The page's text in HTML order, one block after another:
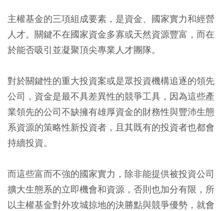
主權基金的三項組成要素，是資金、國家實力和經營
人才。關鍵不在國家資金多寡或天然資源豐富，而在
於能否吸引並凝聚頂尖專業人才團隊。
對於關鍵性的重大投資案或是眾投資機構追逐的領先
公司，資金是最不具差異性的競爭工具，因為這些產
業領先的公司不缺擁有雄厚資金的財務性與豐沛生態
系資源的策略性新投資者，且其既有的投資者也都會
持續投資。
而這些富而不強的國家實力，除非能提供被投資公司
擴大生態系的立即機會和資源，否則也加分有限，所
以主權基金對外攻城掠地的決勝點與競爭優勢，就會